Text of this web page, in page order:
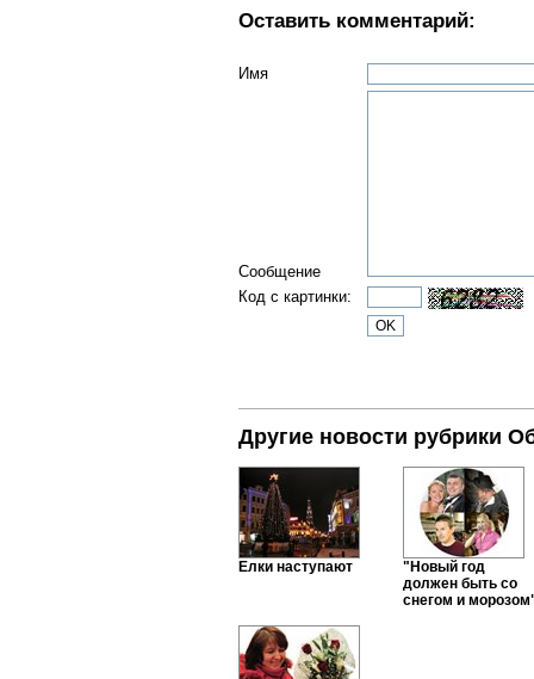
Оставить комментарий:
Имя
Сообщение
Код с картинки:
Другие новости рубрики
Елки наступают
"Новый год
должен быть со
снегом и